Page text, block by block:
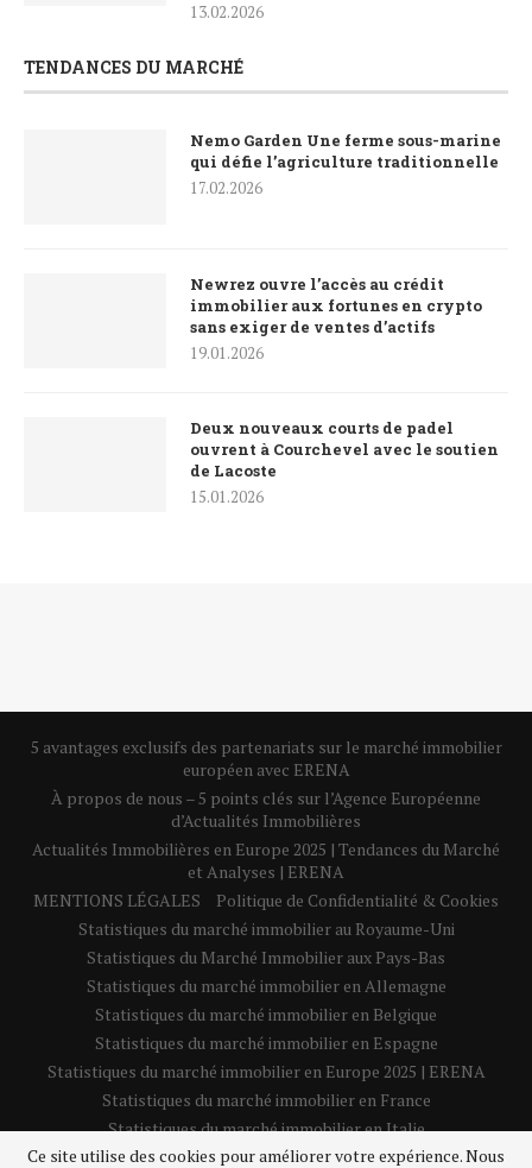
13.02.2026
TENDANCES DU MARCHÉ
Nemo Garden Une ferme sous-marine
qui défie l’agriculture traditionnelle
17.02.2026
Newrez ouvre l’accès au crédit
immobilier aux fortunes en crypto
sans exiger de ventes d’actifs
19.01.2026
Deux nouveaux courts de padel
ouvrent à Courchevel avec le soutien
de Lacoste
15.01.2026
5 avantages exclusifs des partenariats sur le marché immobilier
européen avec ERENA
À propos de nous – 5 points clés sur l’Agence Européenne
d’Actualités Immobilières
Actualités Immobilières en Europe 2025 | Tendances du Marché
et Analyses | ERENA
MENTIONS LÉGALES
Politique de Confidentialité & Cookies
Statistiques du marché immobilier au Royaume-Uni
Statistiques du Marché Immobilier aux Pays-Bas
Statistiques du marché immobilier en Allemagne
Statistiques du marché immobilier en Belgique
Statistiques du marché immobilier en Espagne
Statistiques du marché immobilier en Europe 2025 | ERENA
Statistiques du marché immobilier en France
Statistiques du marché immobilier en Italie
Statistiques du marché immobilier en Pologne
Ce site utilise des cookies pour améliorer votre expérience. Nous